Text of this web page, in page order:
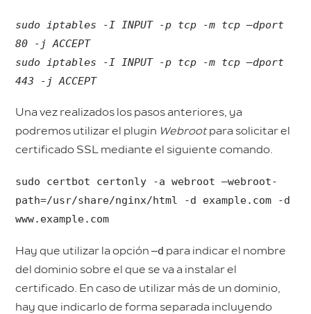
sudo iptables -I INPUT -p tcp -m tcp –dport
80 -j ACCEPT
sudo iptables -I INPUT -p tcp -m tcp –dport
443 -j ACCEPT
Una vez realizados los pasos anteriores, ya
podremos utilizar el plugin Webrootpara solicitar el
certificado SSL mediante el siguiente comando.
sudo certbot certonly -a webroot –webroot-
path=/usr/share/nginx/html -d example.com -d
www.example.com
Hay que utilizar la opción–d para indicar el nombre
del dominio sobre el que se va a instalar el
certificado. En caso de utilizar más de un dominio,
hay que indicarlo de forma separada incluyendo